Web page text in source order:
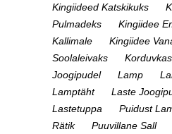
Kingiideed Katskikuks
Pulmadeks
Kingiidee
Kallimale
Kingiidee
Soolaleivaks
Joogipudel
Lamp
Lamptäht
Laste
Lastetuppa
Puidust
Rätik
Puuvillane Sall